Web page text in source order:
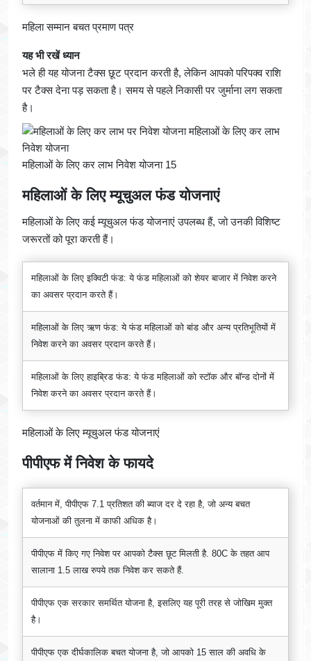
महिला सम्मान बचत प्रमाण पत्र
यह भी रखें ध्यान
भले ही यह योजना टैक्स छूट प्रदान करती है, लेकिन आपको परिपक्व राशि
पर टैक्स देना पड़ सकता है। समय से पहले निकासी पर जुर्माना लग सकता
है।
महिलाओं के लिए कर लाभ निवेश योजना 15
महिलाओं के लिए म्यूचुअल फंड योजनाएं
महिलाओं के लिए कई म्यूचुअल फंड योजनाएं उपलब्ध हैं, जो उनकी विशिष्ट
जरूरतों को पूरा करती हैं।
महिलाओं के लिए इक्विटी फंड: ये फंड महिलाओं को शेयर बाजार में निवेश करने
का अवसर प्रदान करते हैं।
महिलाओं के लिए ऋण फंड: ये फंड महिलाओं को बांड और अन्य प्रतिभूतियों में
निवेश करने का अवसर प्रदान करते हैं।
महिलाओं के लिए हाइब्रिड फंड: ये फंड महिलाओं को स्टॉक और बॉन्ड दोनों में
निवेश करने का अवसर प्रदान करते हैं।
महिलाओं के लिए म्यूचुअल फंड योजनाएं
पीपीएफ में निवेश के फायदे
वर्तमान में, पीपीएफ 7.1 प्रतिशत की ब्याज दर दे रहा है, जो अन्य बचत
योजनाओं की तुलना में काफी अधिक है।
पीपीएफ में किए गए निवेश पर आपको टैक्स छूट मिलती है. 80C के तहत आप
सालाना 1.5 लाख रुपये तक निवेश कर सकते हैं.
पीपीएफ एक सरकार समर्थित योजना है, इसलिए यह पूरी तरह से जोखिम मुक्त
है।
पीपीएफ एक दीर्घकालिक बचत योजना है, जो आपको 15 साल की अवधि के